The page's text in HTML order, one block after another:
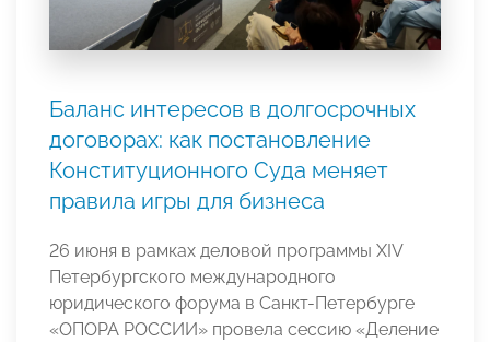
Баланс интересов в долгосрочных
договорах: как постановление
Конституционного Суда меняет
правила игры для бизнеса
26 июня в рамках деловой программы XIV
Петербургского международного
юридического форума в Санкт-Петербурге
«ОПОРА РОССИИ» провела сессию «Деление